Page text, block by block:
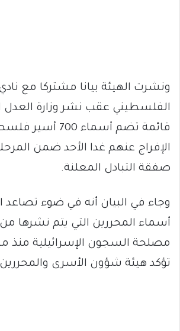
ونشرت الهيئة بيانا مشتركا مع
الفلسطيني عقب نشر وزارة العدل
قائمة تضم أسماء
الإفراج عنهم غدا الأحد ضمن
صفقة التبادل المعلنة.
وجاء في البيان أنه في ضوء تصاعد
أسماء المحررين التي يتم نشرها من
مصلحة السجون الإسرائيلية منذ
تؤكد هيئة شؤون الأسرى والمحررين